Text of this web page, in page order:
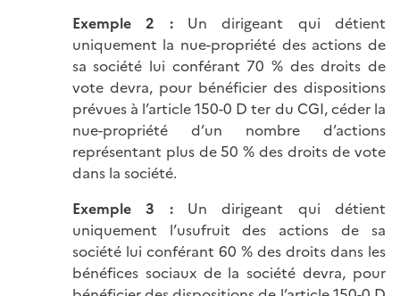
Exemple 2 : Un dirigeant qui détient
uniquement la nue-propriété des actions de
sa société lui conférant 70 % des droits de
vote devra, pour bénéficier des dispositions
prévues à l’article 150-0 D ter du CGI, céder la
nue-propriété d’un nombre d’actions
représentant plus de 50 % des droits de vote
dans la société.
Exemple 3 : Un dirigeant qui détient
uniquement l’usufruit des actions de sa
société lui conférant 60 % des droits dans les
bénéfices sociaux de la société devra, pour